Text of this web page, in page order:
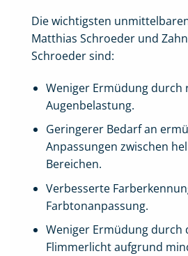
Die wichtigsten
Matthias Schroeder und
Schroeder sind:
Weniger Ermüdung durch
Augenbelastung.
Geringerer Bedarf an
Anpassungen zwischen
Bereichen.
Verbesserte
Farbtonanpassung.
Weniger Ermüdung durch
Flimmerlicht aufgrund